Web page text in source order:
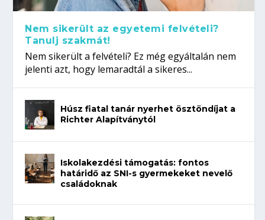
Nem sikerült az egyetemi felvételi?
Tanulj szakmát!
Nem sikerült a felvételi? Ez még egyáltalán nem
jelenti azt, hogy lemaradtál a sikeres...
Húsz fiatal tanár nyerhet ösztöndíjat a
Richter Alapítványtól
Iskolakezdési támogatás: fontos
határidő az SNI-s gyermekeket nevelő
családoknak